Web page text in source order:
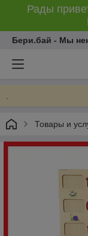
Рады
Бери.бай - Мы
Товары и